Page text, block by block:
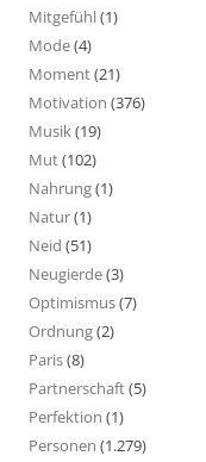
Mitgefühl(1)
Mode(4)
Moment(21)
Motivation (376)
Musik(19)
Mut(102)
Nahrung(1)
Natur(1)
Neid (51)
Neugierde(3)
Optimismus(7)
Ordnung(2)
Paris(8)
Partnerschaft(5)
Perfektion (1)
Personen (1.279)